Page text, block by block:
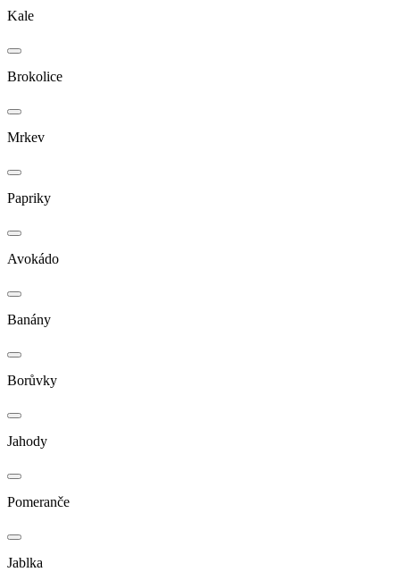
Kale
Brokolice
Mrkev
Papriky
Avokádo
Banány
Borůvky
Jahody
Pomeranče
Jablka